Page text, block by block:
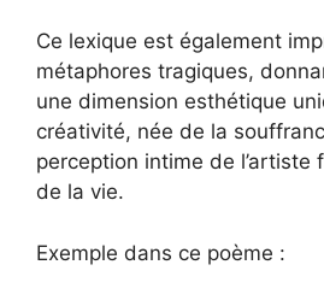
Ce lexique est également
métaphores tragiques,
une dimension esthétique
créativité, née de la
perception intime de l’artiste
de la vie.
Exemple dans ce poème :